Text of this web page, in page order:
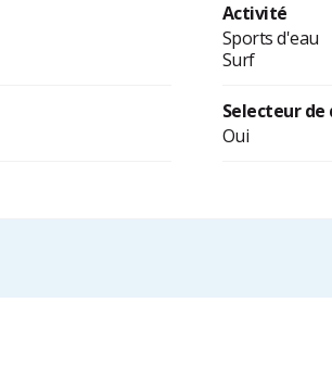
Activité
Sports d'eau
Surf
Selecteur
Oui